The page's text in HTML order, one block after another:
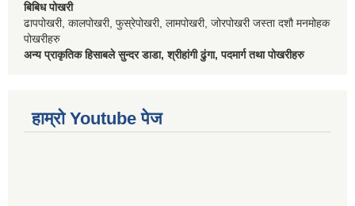
बिबिध पोखरी
ढापपोखरी, कालपोखरी, फुस्रेपोखरी, लामपोखरी, जोरपोखरी जस्ता दशौ मनमोहक
पोखरीहरु
अन्य प्राकृतिक हिसाबले सुन्दर डाडा, श्रीहांगी ढुंगा, पदमार्ग तथा पोखरीहरु
हाम्रो Youtube पेज